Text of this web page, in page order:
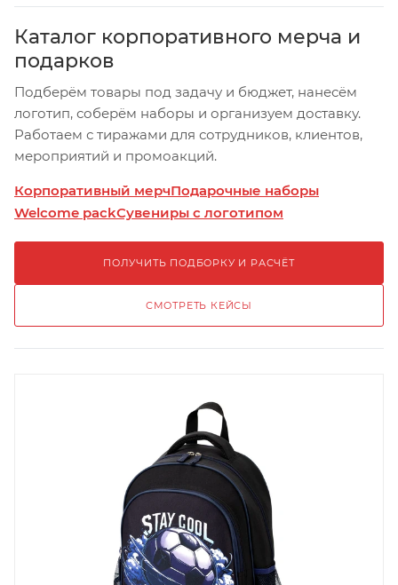
Каталог корпоративного мерча и
подарков
Подберём товары под задачу и бюджет, нанесём
логотип, соберём наборы и организуем доставку.
Работаем с тиражами для сотрудников, клиентов,
мероприятий и промоакций.
Корпоративный мерчПодарочные наборы
Welcome packСувениры с логотипом
ПОЛУЧИТЬ ПОДБОРКУ И РАСЧЁТ
СМОТРЕТЬ КЕЙСЫ